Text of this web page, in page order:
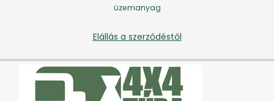
üzemanyag
Elállás a szerződéstől